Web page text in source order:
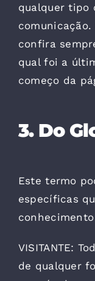
qualquer tipo
comunicação.
confira
qual foi a
começo da
3. Do
Este termo
específicas
VISITANTE:
de qualquer